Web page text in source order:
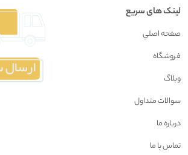
لینک های سریع
صفحه اصلي
فروشگاه
وبلاگ
سوالات متداول
درباره ما
تماس با ما